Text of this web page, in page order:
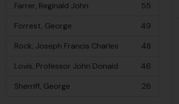
Farrer, Reginald John
, 55 résultats
55
Forrest, George
, 49 résultats
49
Rock, Joseph Francis Charles
, 48 résultats
48
Lovis, Professor John Donald
, 46 résultats
46
Sherriff, George
, 26 résultats 26